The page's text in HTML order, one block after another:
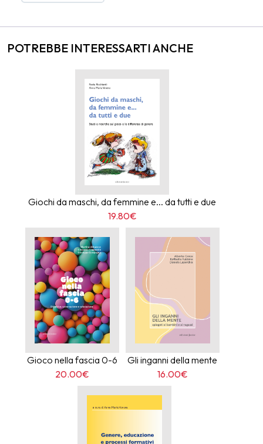
POTREBBE INTERESSARTI ANCHE
Giochi da maschi, da femmine e... da tutti e due
19.80€
Gioco nella fascia 0-6
20.00€
Gli inganni della mente
16.00€